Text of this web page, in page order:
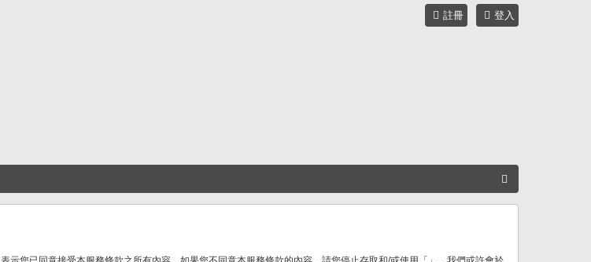
登入
註冊
尋